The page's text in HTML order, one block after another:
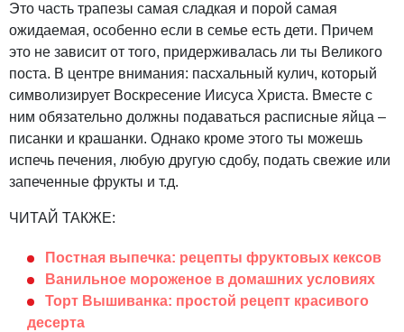
Это часть трапезы самая сладкая и порой самая
ожидаемая, особенно если в семье есть дети. Причем
это не зависит от того, придерживалась ли ты Великого
поста. В центре внимания: пасхальный кулич, который
символизирует Воскресение Иисуса Христа. Вместе с
ним обязательно должны подаваться расписные яйца –
писанки и крашанки. Однако кроме этого ты можешь
испечь печения, любую другую сдобу, подать свежие или
запеченные фрукты и т.д.
ЧИТАЙ ТАКЖЕ:
Постная выпечка: рецепты фруктовых кексов
Ванильное мороженое в домашних условиях
Торт Вышиванка: простой рецепт красивого
десерта